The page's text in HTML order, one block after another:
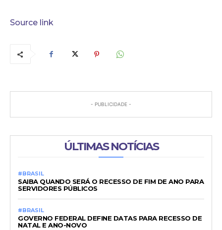
Source link
- PUBLICIDADE -
ÚLTIMAS NOTÍCIAS
#BRASIL
SAIBA QUANDO SERÁ O RECESSO DE FIM DE ANO PARA
SERVIDORES PÚBLICOS
#BRASIL
GOVERNO FEDERAL DEFINE DATAS PARA RECESSO DE
NATAL E ANO-NOVO